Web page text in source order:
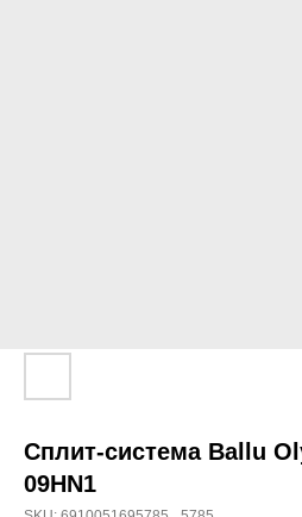
Сплит-система Ballu
09HN1